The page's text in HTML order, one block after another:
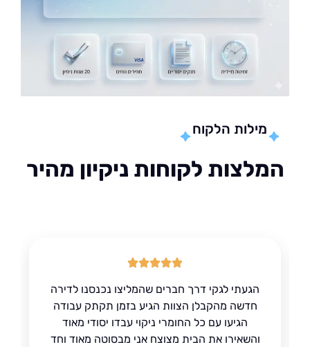
מילות הלקוח
לקוחות ניקיון מהיר
הגעתי לגקי דרך חברים שהמליצו נכנסנו לדירה
חדשה מהקבלן הצוות הגיע בזמן תקתק עבודה
הגיעו עם כל החומרי ניקוי עבדו יסודי מאוד
והשאירו את הבית מצוצח אני מבסוטה מאוד וחד